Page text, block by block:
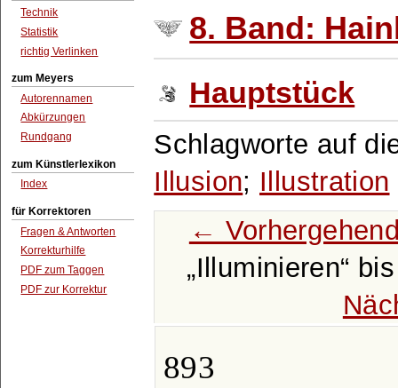
Technik
Statistik
richtig Verlinken
zum Meyers
Autorennamen
Abkürzungen
Rundgang
zum Künstlerlexikon
Index
für Korrektoren
Fragen & Antworten
Korrekturhilfe
PDF zum Taggen
PDF zur Korrektur
8. Band:
Hauptstück
Schlagworte auf
Illusion; Illustration
←
Illuminieren
893